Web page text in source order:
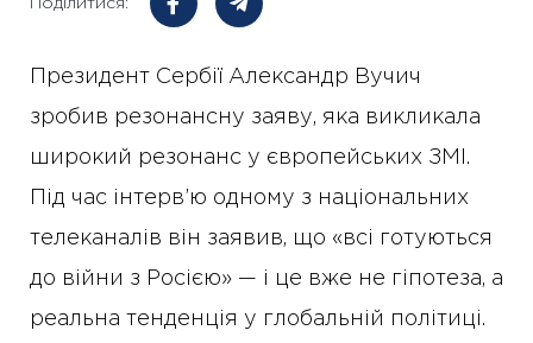
Поділитися:
Президент Сербії Александр Вучич
зробив резонансну заяву, яка викликала
широкий резонанс у європейських ЗМІ.
Під час інтерв’ю одному з національних
телеканалів він заявив, що «всі готуються
до війни з Росією» — і це вже не гіпотеза, а
реальна тенденція у глобальній політиці.